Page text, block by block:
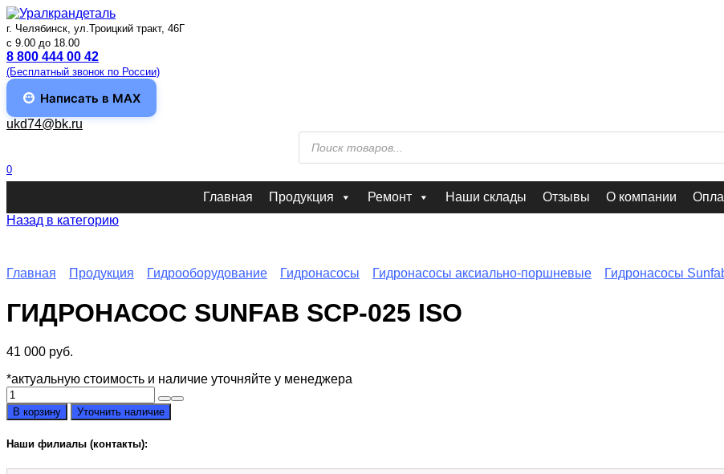
Перейти
к
содержанию
г. Челябинск, ул.Троицкий тракт, 46Г
c 9.00 до 18.00
8 800 444 00 42
(Бесплатный звонок по России)
Написать в MAX
ukd74@bk.ru
Поиск
товаров
0
Главная Продукция Ремонт Наши склады Отзывы О компании
Назад в категорию
Главная Продукция Гидрооборудование Гидронасосы Гидронасосы аксиально-поршневые Гидронасосы
ГИДРОНАСОС SUNFAB SCP-025 ISO
41 000 руб.
*актуальную стоимость и наличие уточняйте у менеджера
Количество
товара
Гидронасос
Sunfab
SCP-
025
В корзину Уточнить наличие
Наши филиалы (контакты):